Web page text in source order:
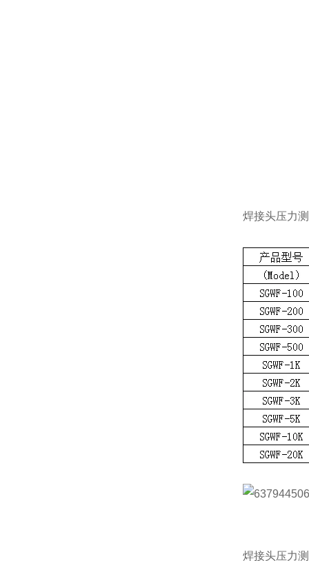
焊接头压力
焊接头压力